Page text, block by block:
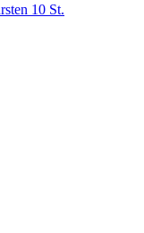
10 St.